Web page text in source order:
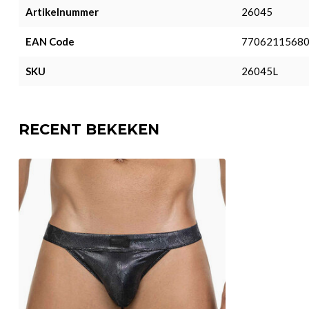
Artikelnummer 26045
EAN Code
SKU 26045L
RECENT BEKEKEN